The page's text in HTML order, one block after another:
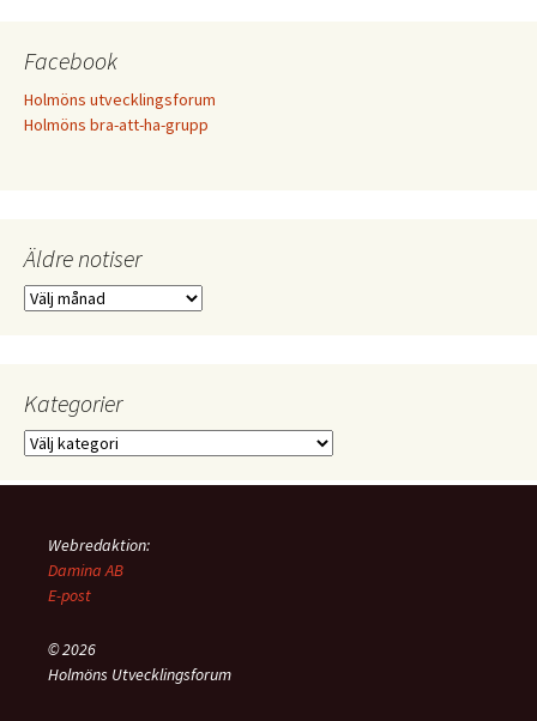
Facebook
Holmöns utvecklingsforum
Holmöns bra-att-ha-grupp
Äldre notiser
Äldre
Kategorier
Kategorier
Webredaktion:
Damina AB
E-post
© 2026
Holmöns Utvecklingsforum